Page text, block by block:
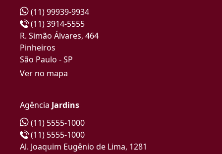
(11) 99939-9934
(11) 3914-5555
R. Simão Álvares, 464
Pinheiros
São Paulo - SP
Ver no mapa
Agência Jardins
(11) 5555-1000
(11) 5555-1000
Al. Joaquim Eugênio de Lima, 1281